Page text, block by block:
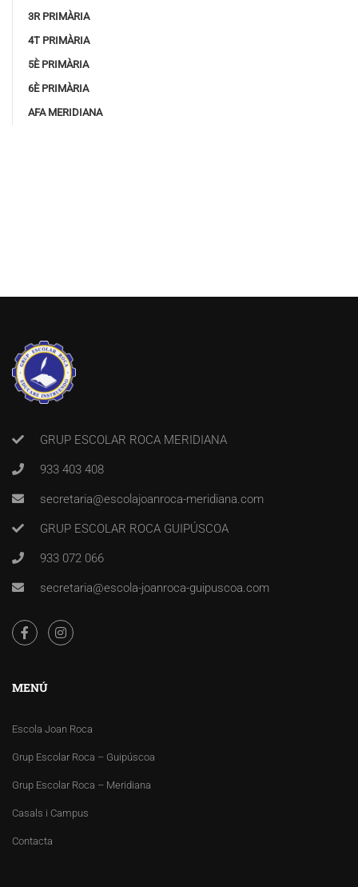
3R PRIMÀRIA
4T PRIMÀRIA
5È PRIMÀRIA
6È PRIMÀRIA
AFA MERIDIANA
GRUP ESCOLAR ROCA MERIDIANA
933 403 408
secretaria@escolajoanroca-meridiana.com
GRUP ESCOLAR ROCA GUIPÚSCOA
933 072 066
secretaria@escola-joanroca-guipuscoa.com
MENÚ
Escola Joan Roca
Grup Escolar Roca – Guipúscoa
Grup Escolar Roca – Meridiana
Casals i Campus
Contacta